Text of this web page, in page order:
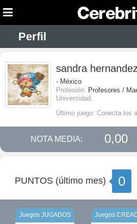
Perfil
sandra hernandez
- México
Profesión: Profesores /
Universidad:
Último juego: Conecta los
NOTA MEDIA: 0,00
PUNTOS (último mes) 0
Juegos JUGADOS Juegos